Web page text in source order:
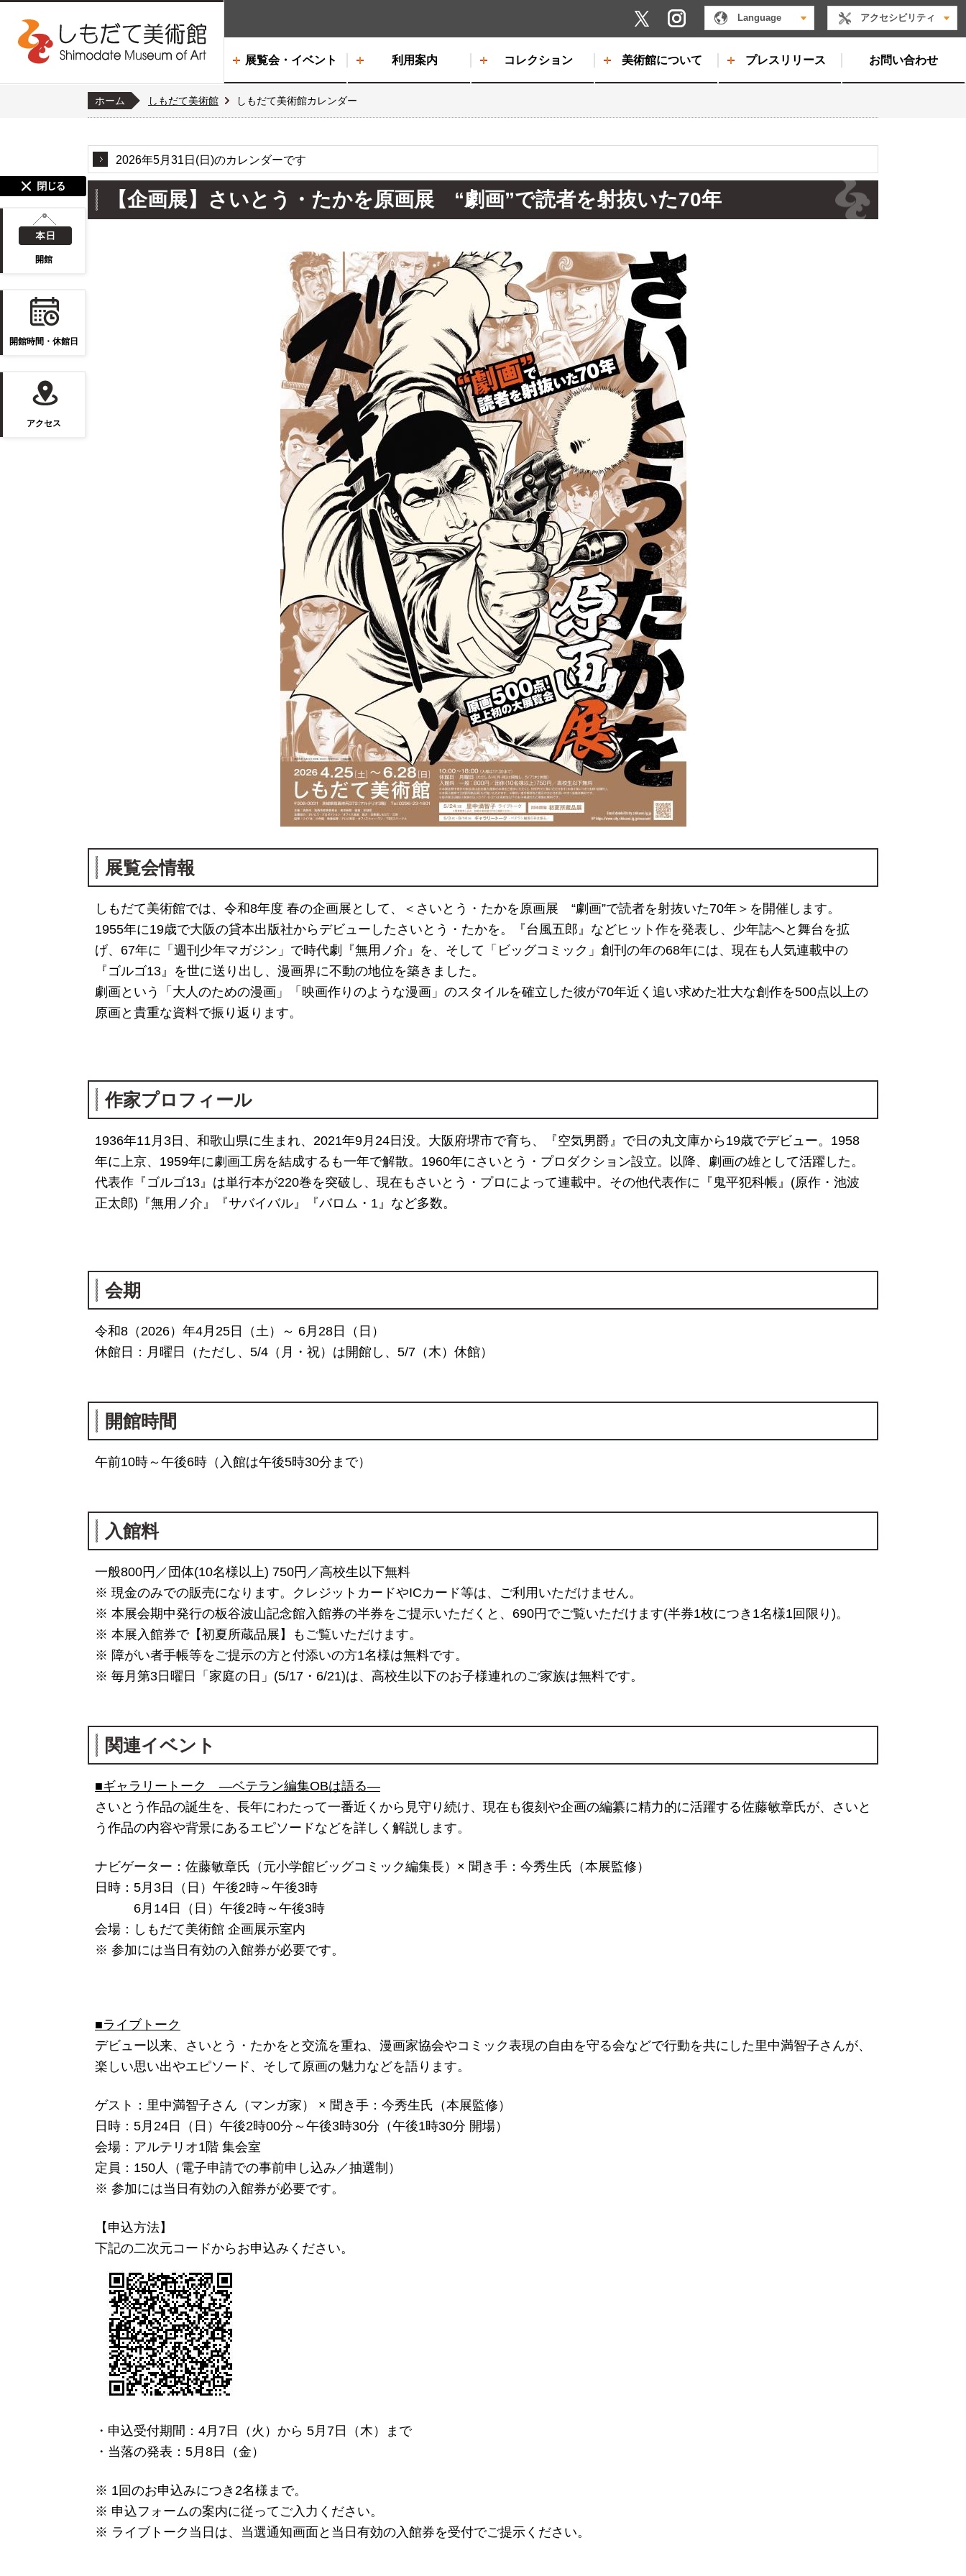
Instagram Language アクセシビリティ
展覧会・イベント 利用案内 コレクション 美術館について プレスリリース お問い合わせ
開館
開館時間・休館日
アクセス
ホーム しもだて美術館 しもだて美術館カレンダー
2026年5月31日(日)のカレンダーです
【企画展】さいとう・たかを原画展 “劇画”で読者を射抜いた70年
展覧会情報
しもだて美術館では、令和8年度 春の企画展として、＜さいとう・たかを原画展 “劇画”で読者を射抜いた70年＞を開催します。
1955年に19歳で大阪の貸本出版社からデビューしたさいとう・たかを。『台風五郎』などヒット作を発表し、少年誌へと舞台を拡
げ、67年に「週刊少年マガジン」で時代劇『無用ノ介』を、そして「ビッグコミック」創刊の年の68年には、現在も人気連載中の
『ゴルゴ13』を世に送り出し、漫画界に不動の地位を築きました。
劇画という「大人のための漫画」「映画作りのような漫画」のスタイルを確立した彼が70年近く追い求めた壮大な創作を500点以上の
原画と貴重な資料で振り返ります。
作家プロフィール
1936年11月3日、和歌山県に生まれ、2021年9月24日没。大阪府堺市で育ち、『空気男爵』で日の丸文庫から19歳でデビュー。1958
年に上京、1959年に劇画工房を結成するも一年で解散。1960年にさいとう・プロダクション設立。以降、劇画の雄として活躍した。
代表作『ゴルゴ13』は単行本が220巻を突破し、現在もさいとう・プロによって連載中。その他代表作に『鬼平犯科帳』(原作・池波
正太郎)『無用ノ介』『サバイバル』『バロム・1』など多数。
会期
令和8（2026）年4月25日（土）～ 6月28日（日）
休館日：月曜日（ただし、5/4（月・祝）は開館し、5/7（木）休館）
開館時間
午前10時～午後6時（入館は午後5時30分まで）
入館料
一般800円／団体(10名様以上) 750円／高校生以下無料
※ 現金のみでの販売になります。クレジットカードやICカード等は、ご利用いただけません。
※ 本展会期中発行の板谷波山記念館入館券の半券をご提示いただくと、690円でご覧いただけます(半券1枚につき1名様1回限り)。
※ 本展入館券で【初夏所蔵品展】もご覧いただけます。
※ 障がい者手帳等をご提示の方と付添いの方1名様は無料です。
※ 毎月第3日曜日「家庭の日」(5/17・6/21)は、高校生以下のお子様連れのご家族は無料です。
関連イベント
■ギャラリートーク ―ベテラン編集OBは語る―
さいとう作品の誕生を、長年にわたって一番近くから見守り続け、現在も復刻や企画の編纂に精力的に活躍する佐藤敏章氏が、さいと
う作品の内容や背景にあるエピソードなどを詳しく解説します。
ナビゲーター：佐藤敏章氏（元小学館ビッグコミック編集長）× 聞き手：今秀生氏（本展監修）
日時：5月3日（日）午後2時～午後3時
6月14日（日）午後2時～午後3時
会場：しもだて美術館 企画展示室内
※ 参加には当日有効の入館券が必要です。
■ライブトーク
デビュー以来、さいとう・たかをと交流を重ね、漫画家協会やコミック表現の自由を守る会などで行動を共にした里中満智子さんが、
楽しい思い出やエピソード、そして原画の魅力などを語ります。
ゲスト：里中満智子さん（マンガ家） × 聞き手：今秀生氏（本展監修）
日時：5月24日（日）午後2時00分～午後3時30分（午後1時30分 開場）
会場：アルテリオ1階 集会室
定員：150人（電子申請での事前申し込み／抽選制）
※ 参加には当日有効の入館券が必要です。
【申込方法】
下記の二次元コードからお申込みください。
・申込受付期間：4月7日（火）から 5月7日（木）まで
・当落の発表：5月8日（金）
※ 1回のお申込みにつき2名様まで。
※ 申込フォームの案内に従ってご入力ください。
※ ライブトーク当日は、当選通知画面と当日有効の入館券を受付でご提示ください。